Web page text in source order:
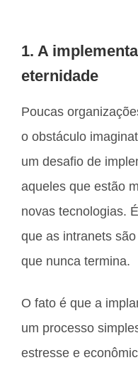
1. A
eternidade
Poucas
o obstáculo
um desafio de
aqueles que estão
novas tecnologias.
que as intranets
que nunca termina.
O fato é que a
um processo
estresse e